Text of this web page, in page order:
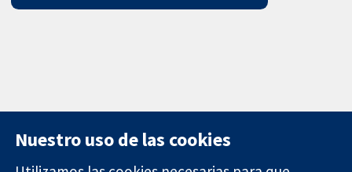
Nuestro uso de las cookies